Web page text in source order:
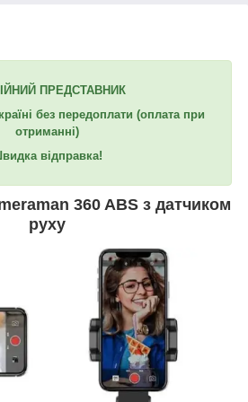
ПРЕДСТАВНИК
без передоплати (оплата при
отриманні)
відправка!
360 ABS з датчиком
руху